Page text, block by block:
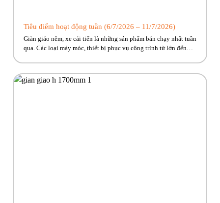
Tiêu điểm hoạt động tuần (6/7/2026 – 11/7/2026)
Giàn giáo nêm, xe cải tiến là những sản phẩm bán chạy nhất tuần
qua. Các loại máy móc, thiết bị phục vụ công trình từ lớn đến